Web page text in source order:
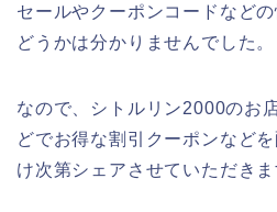
セールやクーポンコードなど
どうかは分かりませんでした。
なので、シトルリン2000のお
どでお得な割引クーポンなど
け次第シェアさせていただきま